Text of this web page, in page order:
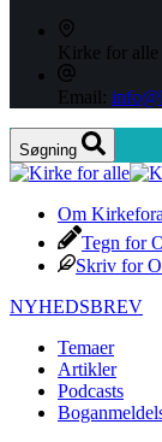
Kirke for alle
Email:
Søgning
Om
Tegn for
Skriv for
NYHEDSBREV
Temaer
Artikler
Podcasts